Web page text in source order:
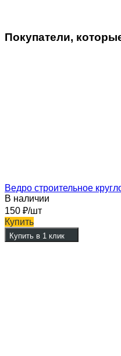
Покупатели,
Ведро строительное
В наличии
150 ₽/шт
Купить
Купить в 1 клик